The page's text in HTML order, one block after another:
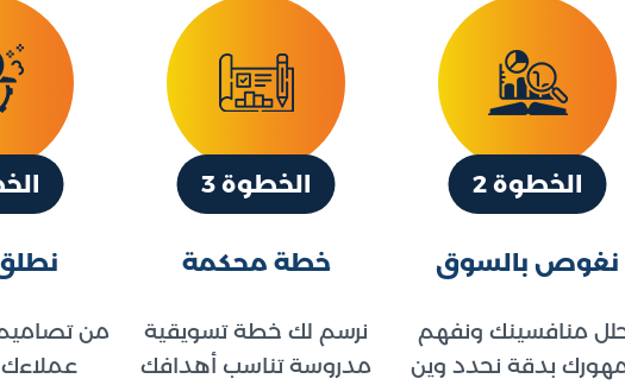
الخطوة 2
نغوص بالسوق
منافسينك ونفهم
بدقة نحدد وين
الخطوة 3
خطة محكمة
نرسم لك خطة تسويقية
مدروسة تناسب أهدافك
نطلق
من
عملاءك